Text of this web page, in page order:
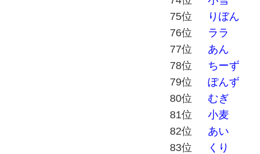
75位
りぼん
76位
ララ
77位
あん
78位
ちーず
79位
ぽんず
80位
むぎ
81位
小麦
82位
あい
83位
くり